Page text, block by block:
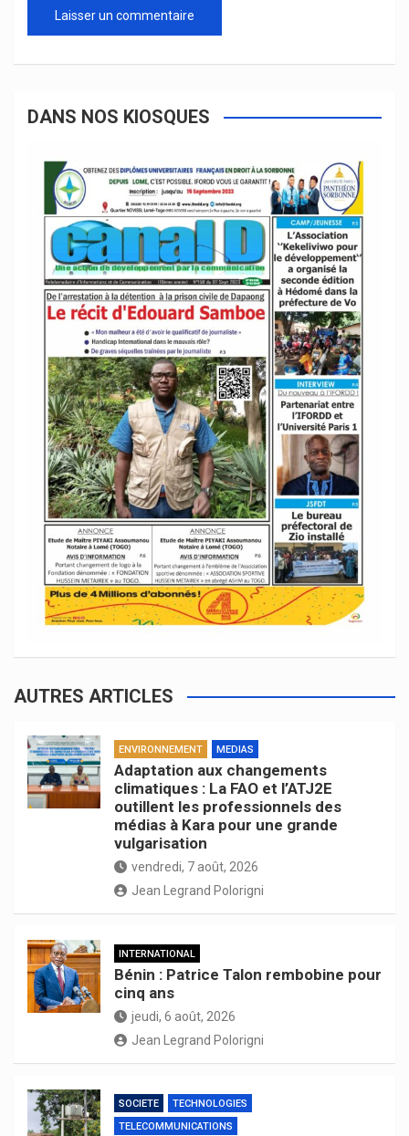
DANS NOS KIOSQUES
AUTRES ARTICLES
ENVIRONNEMENT MEDIAS
Adaptation aux changements
climatiques : La FAO et l’ATJ2E
outillent les professionnels des
médias à Kara pour une grande
vulgarisation
vendredi, 7 août, 2026
Jean Legrand Polorigni
INTERNATIONAL
Bénin : Patrice Talon rembobine pour
cinq ans
jeudi, 6 août, 2026
Jean Legrand Polorigni
SOCIETE
TECHNOLOGIES
TELECOMMUNICATIONS